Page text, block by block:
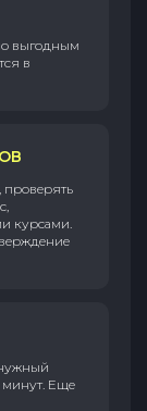
выгодным
в
проверять
курсами.
минут. Еще